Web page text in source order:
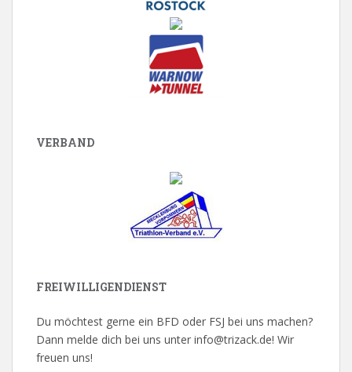
VERBAND
FREIWILLIGENDIENST
Du möchtest gerne ein BFD oder FSJ bei uns machen?
Dann melde dich bei uns unter info@trizack.de! Wir
freuen uns!